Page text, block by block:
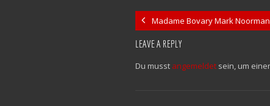
Madame Bovary Mark
LEAVE A REPLY
Du musst angemeldet sein, um